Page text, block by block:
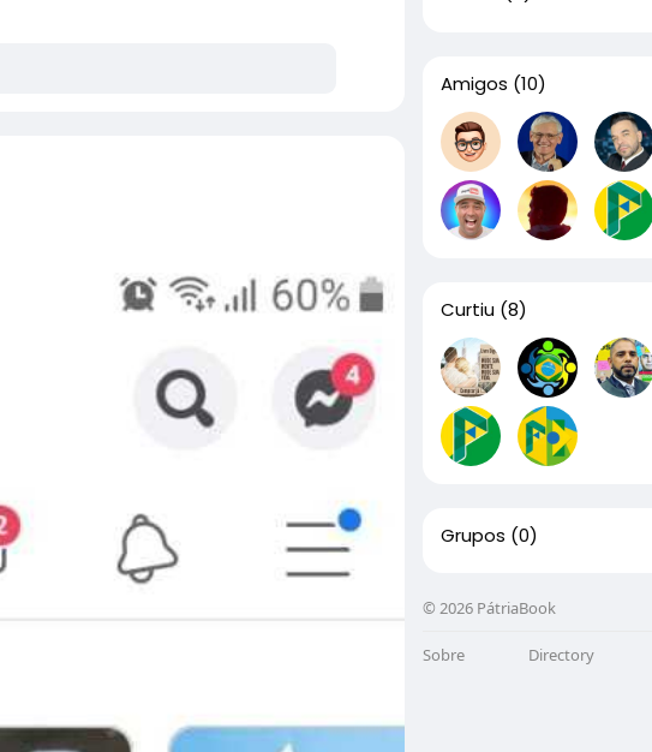
Amigos (10)
Curtiu (8)
Grupos (0)
© 2026 PátriaBook
Sobre Directory